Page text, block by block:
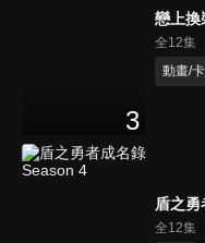
3
戀上
全12集
動畫/
盾之
全12集